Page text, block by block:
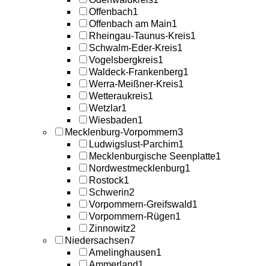
Offenbach1
Offenbach am Main1
Rheingau-Taunus-Kreis1
Schwalm-Eder-Kreis1
Vogelsbergkreis1
Waldeck-Frankenberg1
Werra-Meißner-Kreis1
Wetteraukreis1
Wetzlar1
Wiesbaden1
Mecklenburg-Vorpommern3
Ludwigslust-Parchim1
Mecklenburgische Seenplatte1
Nordwestmecklenburg1
Rostock1
Schwerin2
Vorpommern-Greifswald1
Vorpommern-Rügen1
Zinnowitz2
Niedersachsen7
Amelinghausen1